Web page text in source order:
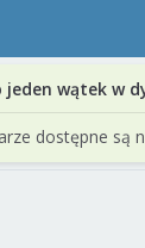
wątek w
dostępne są